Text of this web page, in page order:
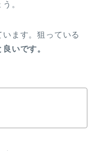
。
ます。狙っている
良いです。